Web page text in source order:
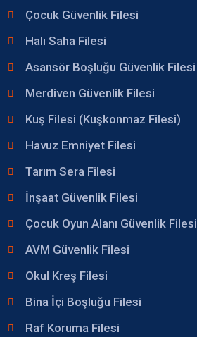
Çocuk Güvenlik Filesi
Halı Saha Filesi
Asansör Boşluğu Güvenlik Filesi
Merdiven Güvenlik Filesi
Kuş Filesi (Kuşkonmaz Filesi)
Havuz Emniyet Filesi
Tarım Sera Filesi
İnşaat Güvenlik Filesi
Çocuk Oyun Alanı Güvenlik Filesi
AVM Güvenlik Filesi
Okul Kreş Filesi
Bina İçi Boşluğu Filesi
Raf Koruma Filesi